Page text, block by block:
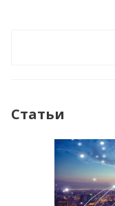
Статьи